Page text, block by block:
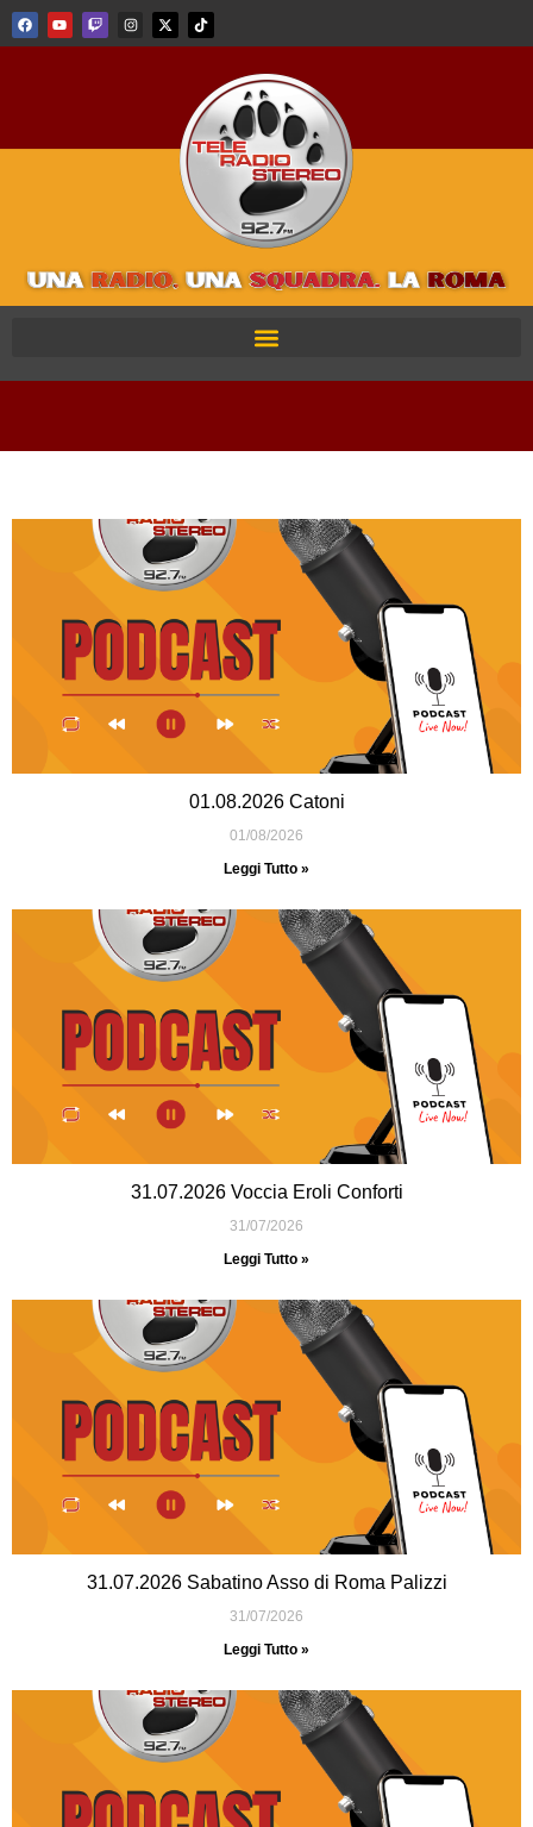
01.08.2026 Catoni
01/08/2026
Leggi Tutto »
31.07.2026 Voccia Eroli Conforti
31/07/2026
Leggi Tutto »
31.07.2026 Sabatino Asso di Roma Palizzi
31/07/2026
Leggi Tutto »